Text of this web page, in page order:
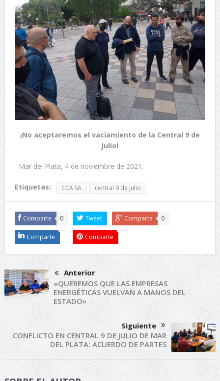
¡No aceptaremos el vaciamiento de la Central 9 de
Julio!
Mar del Plata, 4 de noviembre de 2021.
Etiquetas: CCA SA central 9 de julio
Comparte 0 Tweet Comparte 0
Comparte Comparte
Anterior
«QUEREMOS QUE LAS EMPRESAS
ENERGÉTICAS VUELVAN A MANOS DEL
ESTADO»
Siguiente
CONFLICTO EN CENTRAL 9 DE JULIO DE MAR
DEL PLATA: ACUERDO DE PARTES